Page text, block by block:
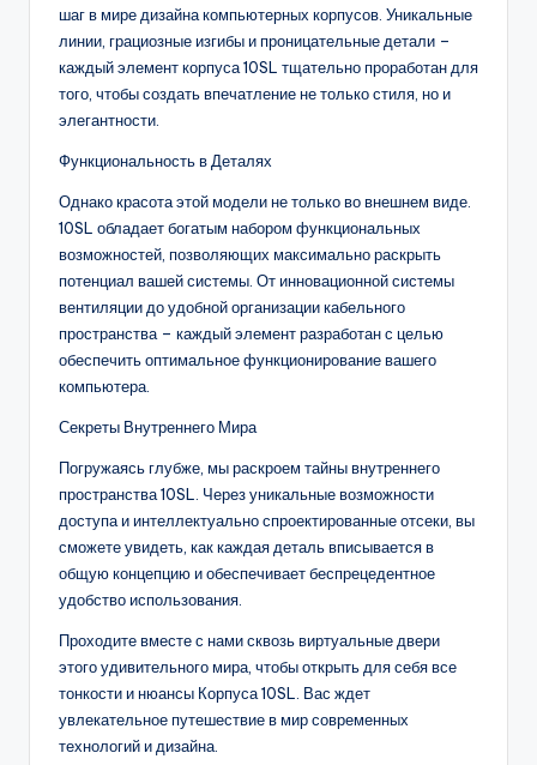
шаг в мире дизайна компьютерных корпусов. Уникальные
линии, грациозные изгибы и проницательные детали –
каждый элемент корпуса 10SL тщательно проработан для
того, чтобы создать впечатление не только стиля, но и
элегантности.
Функциональность в Деталях
Однако красота этой модели не только во внешнем виде.
10SL обладает богатым набором функциональных
возможностей, позволяющих максимально раскрыть
потенциал вашей системы. От инновационной системы
вентиляции до удобной организации кабельного
пространства – каждый элемент разработан с целью
обеспечить оптимальное функционирование вашего
компьютера.
Секреты Внутреннего Мира
Погружаясь глубже, мы раскроем тайны внутреннего
пространства 10SL. Через уникальные возможности
доступа и интеллектуально спроектированные отсеки, вы
сможете увидеть, как каждая деталь вписывается в
общую концепцию и обеспечивает беспрецедентное
удобство использования.
Проходите вместе с нами сквозь виртуальные двери
этого удивительного мира, чтобы открыть для себя все
тонкости и нюансы Корпуса 10SL. Вас ждет
увлекательное путешествие в мир современных
технологий и дизайна.